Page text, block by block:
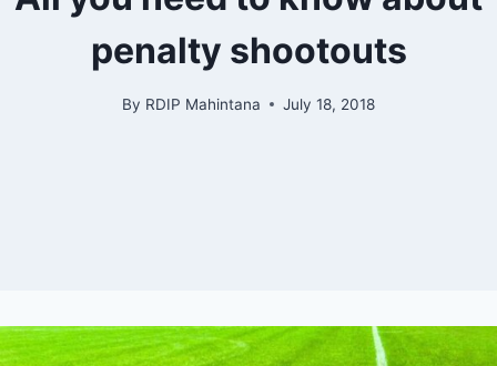
penalty shootouts
By RDIP Mahintana July 18, 2018